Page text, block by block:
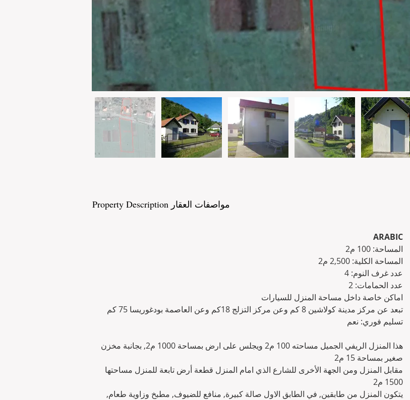
Property Description مواصفات العقار
ARABIC
المساحة: 100 م2
المساحة الكلية: 2,500 م2
عدد غرف النوم: 4
عدد الحمامات: 2
اماكن خاصة داخل مساحة المنزل للسيارات
تبعد عن مركز مدينة كولاشين 8 كم وعن مركز التزلج 18كم وعن العاصمة بودغوريسا 75 كم
تسليم فوري: نعم
هذا المنزل الريفي الجميل مساحته 100 م2 ويجلس على ارض بمساحة 1000 م2, بجانبة مخزن
صغير بمساحة 15 م2
مقابل المنزل ومن الجهة الأخرى للشارع الذي امام المنزل قطعة أرض تابعة للمنزل مساحتها
1500 م2
يتكون المنزل من طابقين, في الطابق الاول صالة كبيرة, منافع للضيوف, مطبخ وزاوية طعام,